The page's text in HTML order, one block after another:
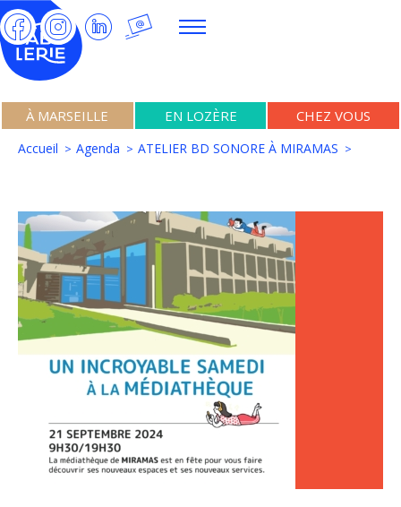
À MARSEILLE EN LOZÈRE CHEZ VOUS
Accueil Agenda ATELIER BD SONORE À MIRAMAS